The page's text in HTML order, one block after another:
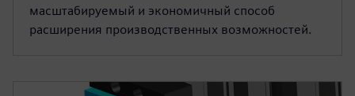
масштабируемый и экономичный способ
расширения производственных возможностей.